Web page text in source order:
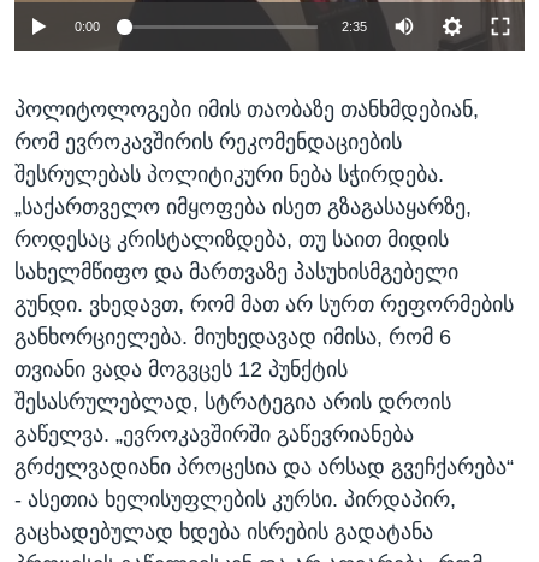
0:00 2:35
პოლიტოლოგები იმის თაობაზე თანხმდებიან,
რომ ევროკავშირის რეკომენდაციების
შესრულებას პოლიტიკური ნება სჭირდება.
„საქართველო იმყოფება ისეთ გზაგასაყარზე,
როდესაც კრისტალიზდება, თუ საით მიდის
სახელმწიფო და მართვაზე პასუხისმგებელი
გუნდი. ვხედავთ, რომ მათ არ სურთ რეფორმების
განხორციელება. მიუხედავად იმისა, რომ 6
თვიანი ვადა მოგვცეს 12 პუნქტის
შესასრულებლად, სტრატეგია არის დროის
გაწელვა. „ევროკავშირში გაწევრიანება
გრძელვადიანი პროცესია და არსად გვეჩქარება“
- ასეთია ხელისუფლების კურსი. პირდაპირ,
გაცხადებულად ხდება ისრების გადატანა